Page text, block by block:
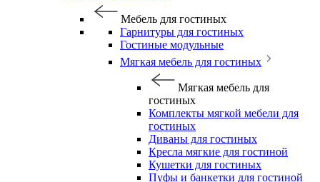
Мебель для гостиных
Гарнитуры для гостиных
Гостиные модульные
Мягкая мебель для гостиных
Мягкая мебель для
гостиных
Комплекты мягкой мебели для
гостиных
Диваны для гостиных
Кресла мягкие для гостиной
Кушетки для гостиных
Пуфы и банкетки для гостиной